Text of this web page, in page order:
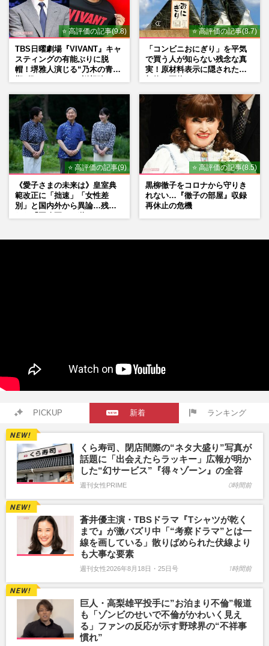
⭐ 高評価の記事(9.8)
TBS日曜劇場『VIVANT』キャ
スティングの有能ぶりに脱
帽！堺雅人演じる“乃木の青年
マン長男・櫻井海音だった
⭐ 高評価の記事(8.7)
「コンビニおにぎり」を平気
で買う人が知らない残念な真
実！原材料表示に隠された添
⭐ 高評価の記事(9)
《愛子さまの未来は》皇室典
範改正に「拙速」「女性差
別」と国内外から異論…残さ
⭐ 高評価の記事(8.5)
黒柳徹子をコロナから守りき
れない…『徹子の部屋』収録
再休止の危機
PICKUP 新着 ランキング
くら寿司、閉店間際の“ネタ大盛り”写真が
話題に「出会えたらラッキー」広報が明か
した“幻サービス”『得々ゾーン』の全容
週刊女性PRIME 0時間前
蒼井優主演・TBSドラマ『Tシャツが乾く
まで』が激バズリ中「“考察ドラマ”とは一
線を画している」散りばめられた伏線より
も大事な要素
週刊女性2026年8月18日・25日号 1時間前
巨人・高梨雄平投手に”お泊まり不倫”報道
も「ゾンビのせいで不倫がかわいく見え
る」ファンの反応が示す野球界の“不祥事
慣れ”